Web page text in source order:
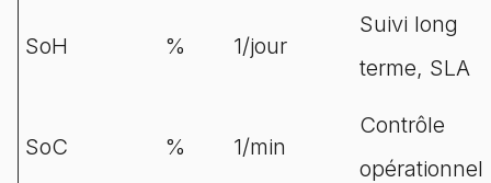
SoH % 1/jour
Suivi long
terme, SLA
SoC % 1/min
Contrôle
opérationnel